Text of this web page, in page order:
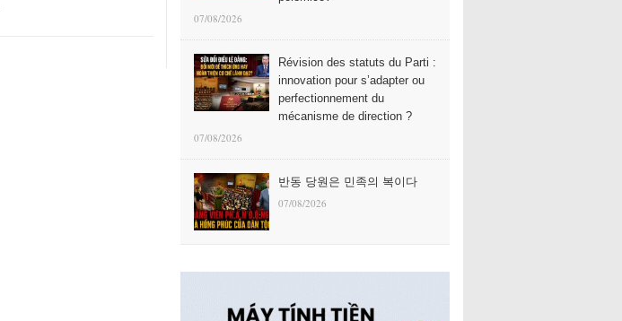
07/08/2026
Révision des statuts du Parti :
innovation pour s’adapter ou
perfectionnement du
mécanisme de direction ?
07/08/2026
반동 당원은 민족의 복이다
07/08/2026